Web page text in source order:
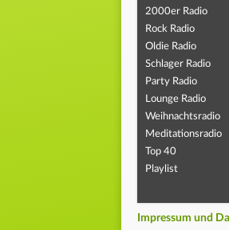
2000er Radio
Rock Radio
Oldie Radio
Schlager Radio
Party Radio
Lounge Radio
Weihnachtsradio
Meditationsradio
Top 40
Playlist
Impressum und